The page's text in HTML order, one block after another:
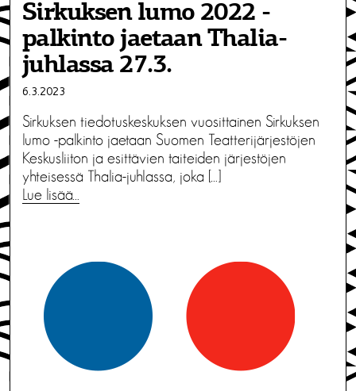
Sirkuksen lumo 2022 -
palkinto jaetaan Thalia-
juhlassa 27.3.
6.3.2023
Sirkuksen tiedotuskeskuksen vuosittainen Sirkuksen
lumo -palkinto jaetaan Suomen Teatterijärjestöjen
Keskusliiton ja esittävien taiteiden järjestöjen
yhteisessä Thalia-juhlassa, joka […]
Lue lisää…